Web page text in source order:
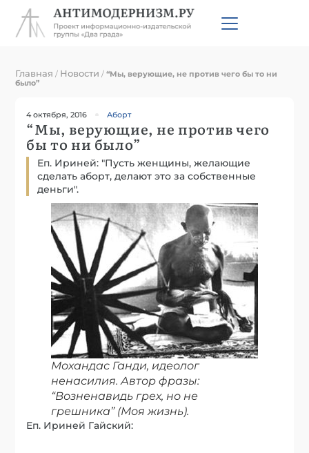
Главная / Новости /“Мы, верующие, не против чего бы то ни
было”
4 октября, 2016 Аборт
“Мы, верующие, не против чего
бы то ни было”
Еп. Ириней: "Пусть женщины, желающие
сделать аборт, делают это за собственные
деньги".
Мохандас Ганди, идеолог
ненасилия. Автор фразы:
“Возненавидь грех, но не
грешника” (Моя жизнь).
Еп. Ириней Гайский: